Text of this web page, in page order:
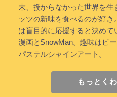
末、授からなかった世界を生
ッツの新味を食べるのが好
は盲目的に応援すると決めて
漫画とSnowMan。趣味はビ
パステルシャインアート。
もっとく